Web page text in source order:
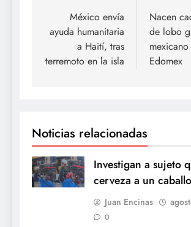
entradas
México envía
ayuda humanitaria
a Haití, tras
terremoto en la isla
Nacen
de lobo
Edomex
Noticias relacionadas
Investigan a sujeto
cerveza a un
Juan Encinas
0